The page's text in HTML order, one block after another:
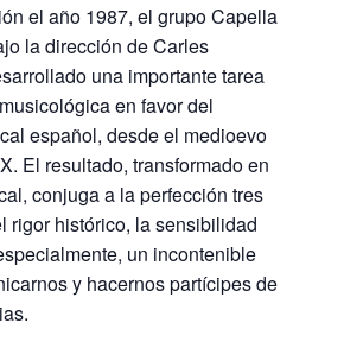
el año 1987, el grupo Capella
la dirección de Carles
una importante tarea
en favor del
español, desde el medioevo
El resultado, transformado en
conjuga a la perfección tres
rigor histórico, la sensibilidad
un incontenible
y hacernos partícipes de